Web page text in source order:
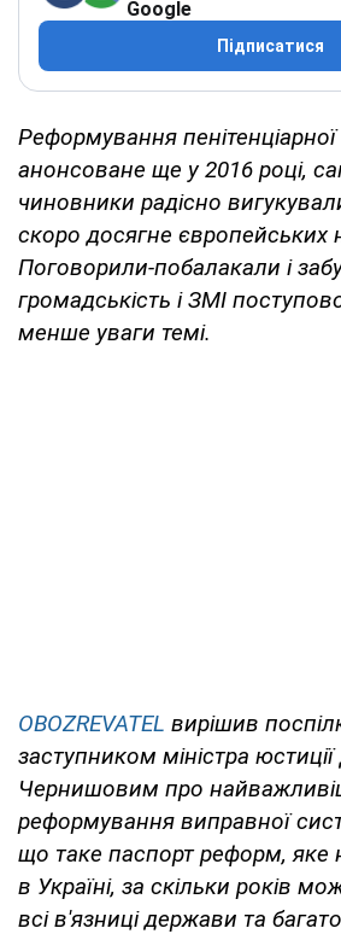
Google
Підписатися
Реформування
анонсоване ще у 2016 році,
чиновники радісно
скоро досягне європейських
Поговорили-побалакали і
громадськість і ЗМІ
менше уваги темі.
OBOZREVATEL вирішив
заступником міністра
Чернишовим про
реформування виправної
що таке паспорт реформ, яке
в Україні, за скільки років
всі в'язниці держави та